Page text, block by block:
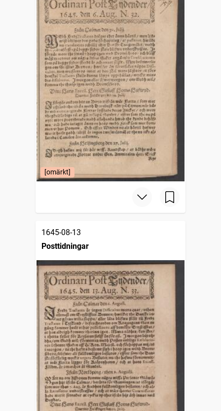
[omärkt]
1645-08-13
Posttidningar